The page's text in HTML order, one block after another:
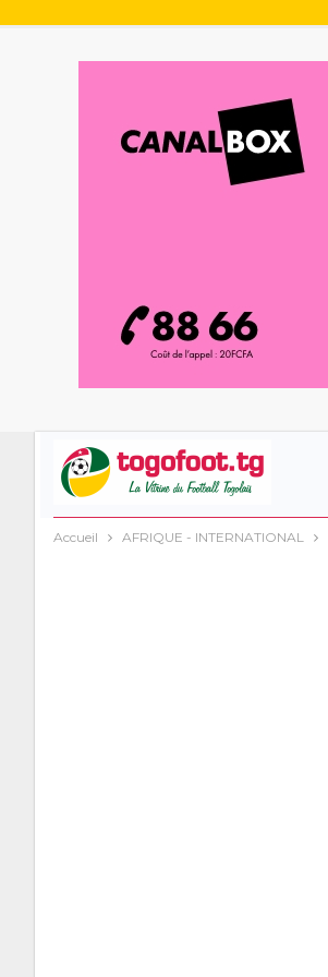
Accueil AFRIQUE - INTERNATIONAL